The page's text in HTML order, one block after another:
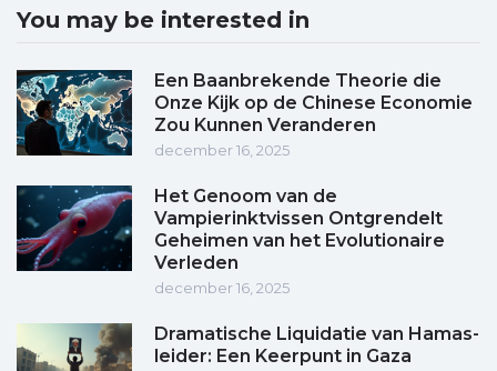
You may be interested in
Een Baanbrekende Theorie die
Onze Kijk op de Chinese Economie
Zou Kunnen Veranderen
december 16, 2025
Het Genoom van de
Vampierinktvissen Ontgrendelt
Geheimen van het Evolutionaire
Verleden
december 16, 2025
Dramatische Liquidatie van Hamas-
leider: Een Keerpunt in Gaza